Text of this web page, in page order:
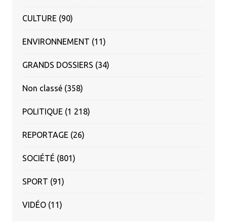
CULTURE (90)
ENVIRONNEMENT (11)
GRANDS DOSSIERS (34)
Non classé(358)
POLITIQUE (1 218)
REPORTAGE (26)
SOCIÉTÉ (801)
SPORT (91)
VIDÉO(11)